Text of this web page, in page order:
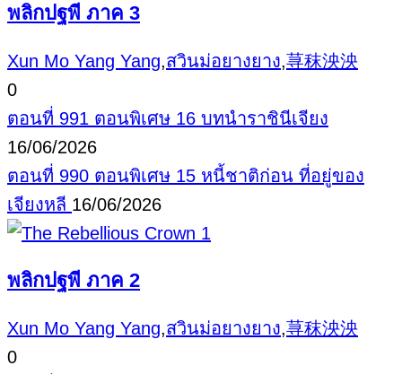
พลิกปฐพี ภาค 3
Xun Mo Yang Yang,สวินม่อยางยาง,荨秣泱泱
0
ตอนที่ 991 ตอนพิเศษ 16 บทนำราชินีเจียง
16/06/2026
ตอนที่ 990 ตอนพิเศษ 15 หนี้ชาติก่อน ที่อยู่ของ
เจียงหลี 16/06/2026
พลิกปฐพี ภาค 2
Xun Mo Yang Yang,สวินม่อยางยาง,荨秣泱泱
0